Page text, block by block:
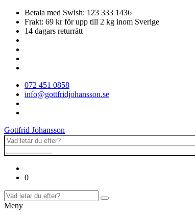
Betala med Swish: 123 333 1436
Frakt: 69 kr för upp till 2 kg inom Sverige
14 dagars returrätt
072 451 0858
info@gottfridjohansson.se
Gottfrid Johansson
0
Meny